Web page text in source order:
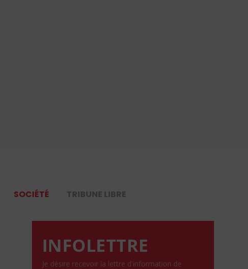
SOCIÉTÉ TRIBUNE LIBRE
INFOLETTRE
Je désire recevoir la lettre d'information de